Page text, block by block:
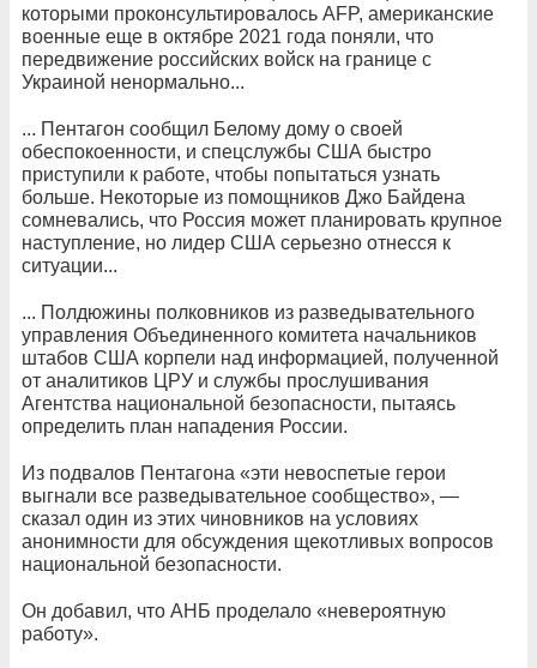
которыми проконсультировалось AFP, американские
военные еще в октябре 2021 года поняли, что
передвижение российских войск на границе с
Украиной ненормально...
... Пентагон сообщил Белому дому о своей
обеспокоенности, и спецслужбы США быстро
приступили к работе, чтобы попытаться узнать
больше. Некоторые из помощников Джо Байдена
сомневались, что Россия может планировать крупное
наступление, но лидер США серьезно отнесся к
ситуации...
... Полдюжины полковников из разведывательного
управления Объединенного комитета начальников
штабов США корпели над информацией, полученной
от аналитиков ЦРУ и службы прослушивания
Агентства национальной безопасности, пытаясь
определить план нападения России.
Из подвалов Пентагона «эти невоспетые герои
выгнали все разведывательное сообщество», —
сказал один из этих чиновников на условиях
анонимности для обсуждения щекотливых вопросов
национальной безопасности.
Он добавил, что АНБ проделало «невероятную
работу».